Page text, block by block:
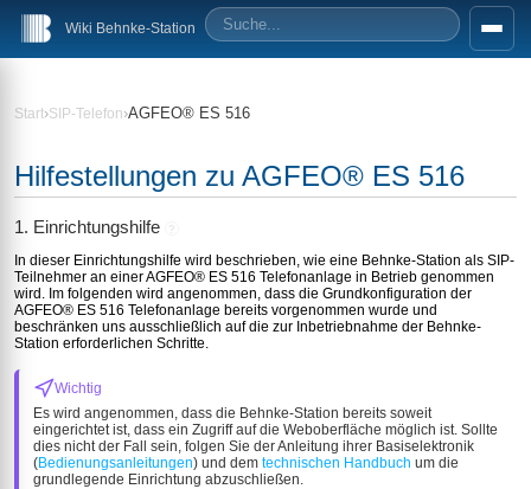
Wiki Behnke-Station
Start›SIP-Telefon›AGFEO® ES 516
Hilfestellungen zu AGFEO® ES 516
1. Einrichtungshilfe
In dieser Einrichtungshilfe wird beschrieben, wie eine Behnke-Station als SIP-
Teilnehmer an einer AGFEO® ES 516 Telefonanlage in Betrieb genommen
wird. Im folgenden wird angenommen, dass die Grundkonfiguration der
AGFEO® ES 516 Telefonanlage bereits vorgenommen wurde und
beschränken uns ausschließlich auf die zur Inbetriebnahme der Behnke-
Station erforderlichen Schritte.
Wichtig
Es wird angenommen, dass die Behnke-Station bereits soweit
eingerichtet ist, dass ein Zugriff auf die Weboberfläche möglich ist. Sollte
dies nicht der Fall sein, folgen Sie der Anleitung ihrer Basiselektronik
(Bedienungsanleitungen) und demtechnischen Handbuch um die
grundlegende Einrichtung abzuschließen.